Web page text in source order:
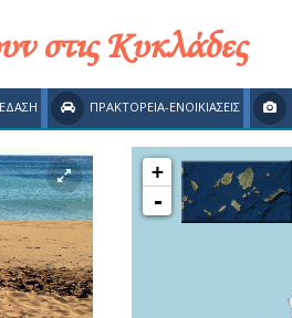
στις Κυκλάδες
ΠΡΑΚΤΟΡΕΙΑ-ΕΝΟΙΚΙΑΣΕΙΣ
+
-